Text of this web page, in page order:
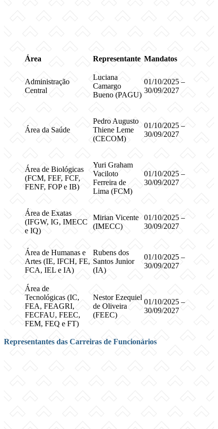
Área Representante Mandatos
Administração
Central
Luciana
Camargo
Bueno (PAGU)
01/10/2025 –
30/09/2027
Área da Saúde
Pedro Augusto
Thiene Leme
(CECOM)
01/10/2025 –
30/09/2027
Área de Biológicas
(FCM, FEF, FCF,
FENF, FOP e IB)
Yuri Graham
Vaciloto
Ferreira de
Lima (FCM)
01/10/2025 –
30/09/2027
Área de Exatas
(IFGW, IG, IMECC
e IQ)
Mirian Vicente
(IMECC)
01/10/2025 –
30/09/2027
Área de Humanas e
Artes (IE, IFCH, FE,
FCA, IEL e IA)
Rubens dos
Santos Junior
(IA)
01/10/2025 –
30/09/2027
Área de
Tecnológicas (IC,
FEA, FEAGRI,
FECFAU, FEEC,
FEM, FEQ e FT)
Nestor Ezequiel
de Oliveira
(FEEC)
01/10/2025 –
30/09/2027
Representantes das Carreiras de Funcionários